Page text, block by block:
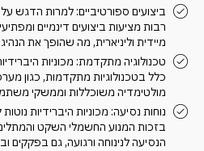
ביצועים ספורטיביים: למרות הדגש
רבות מציעות ביצועים דינמיים
מיידית וליניארית, מה שהופך את
טכנולוגיה מתקדמת: מכוניות
כלל בטכנולוגיות מתקדמות, כגון
מולטימדיה משוכללות וממשקי
נוחות נסיעה: מכוניות היברידיות
בזכות המנוע החשמלי השקט
הנסיעה לנינוחה ורגועה, גם בפקקים